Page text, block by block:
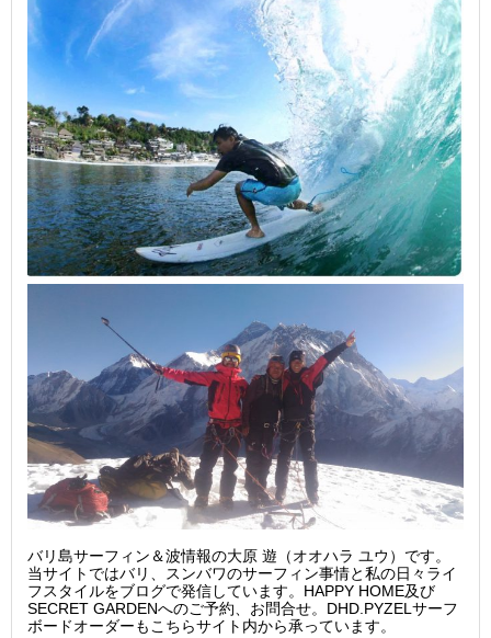
バリ島サーフィン＆波情報の大原 遊（オオハラ ユウ）です。
当サイトではバリ、スンバワのサーフィン事情と私の日々ライ
フスタイルをブログで発信しています。HAPPY HOME及び
SECRET GARDENへのご予約、お問合せ。DHD.PYZELサーフ
ボードオーダーもこちらサイト内から承っています。